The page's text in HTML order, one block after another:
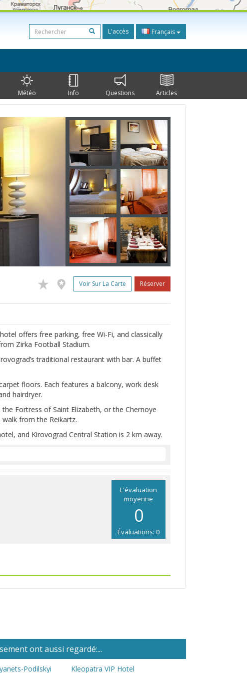
L'accès Français
Météo Info Questions Articles
Voir Sur La Carte Réserver
offers free parking, free Wi-Fi, and classically
Zirka Football Stadium.
traditional restaurant with bar. A buffet
floors. Each features a balcony, work desk
hairdryer.
Fortress of Saint Elizabeth, or the Chernoye
from the Reikartz.
and Kirovograd Central Station is 2 km away.
L'évaluation
moyenne
0
Évaluations: 0
ont aussi regardé:...
Podilskyi Kleopatra VIP Hotel